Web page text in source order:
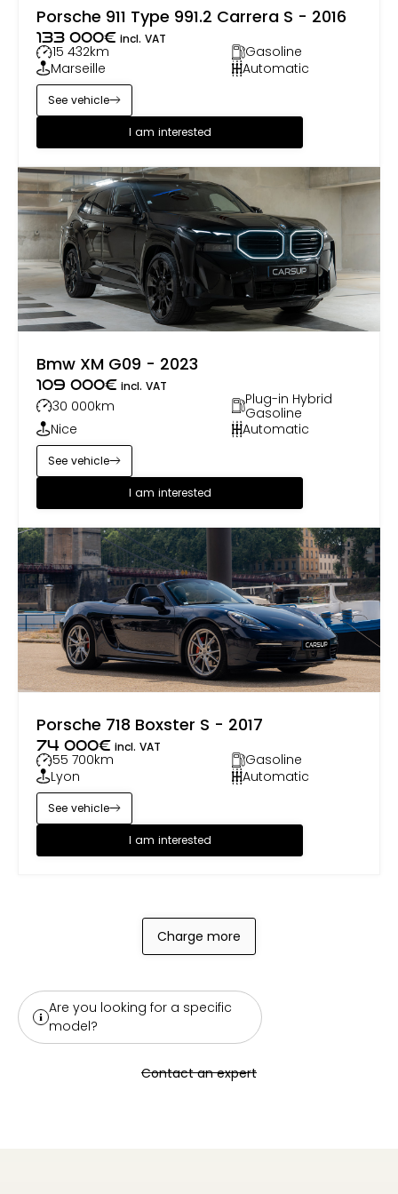
Porsche 911 Type 991.2 Carrera S - 2016
133 000€ incl. VAT
15 432km
Gasoline
Marseille
Automatic
I am interested
See vehicle
Bmw XM G09 - 2023
109 000€ incl. VAT
30 000km
Plug-in Hybrid
Gasoline
Nice
Automatic
I am interested
See vehicle
Porsche 718 Boxster S - 2017
74 000€ incl. VAT
55 700km
Gasoline
Lyon
Automatic
I am interested
See vehicle
Charge more
Are you looking for a specific
model?
Contact an expert